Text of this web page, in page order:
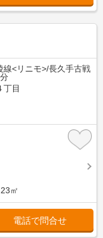
線<リニモ>/長久手古戦
丁目
㎡
電話で問合せ